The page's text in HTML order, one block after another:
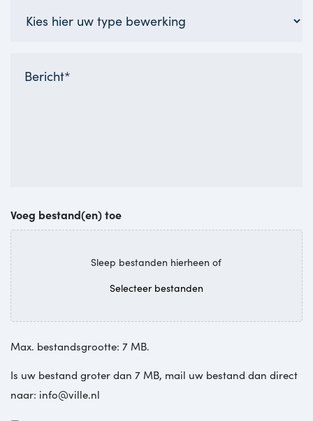
wilt
Voeg bestand(en) toe
Sleep bestanden hierheen of
Selecteer bestanden
Max. bestandsgrootte: 7 MB.
Is uw bestand groter dan 7 MB, mail uw bestand dan direct
naar: info@ville.nl